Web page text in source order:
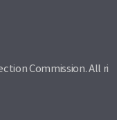
Commission. All ri